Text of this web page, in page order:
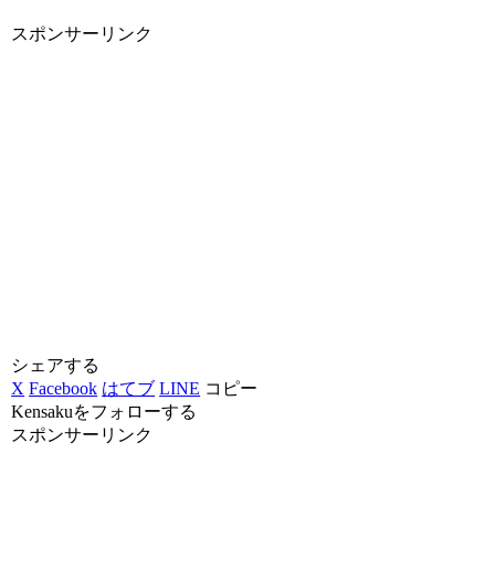
スポンサーリンク
シェアする
X Facebook はてブ LINE コピー
Kensakuをフォローする
スポンサーリンク